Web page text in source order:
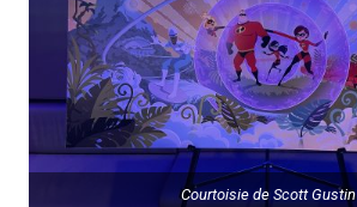
Courtoisie de Scott Gustin